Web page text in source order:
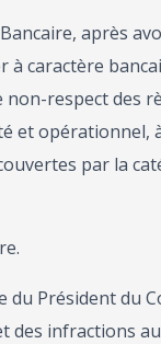
après
à caractère
respect des
et opérationnel,
par la
du Président du
des infractions